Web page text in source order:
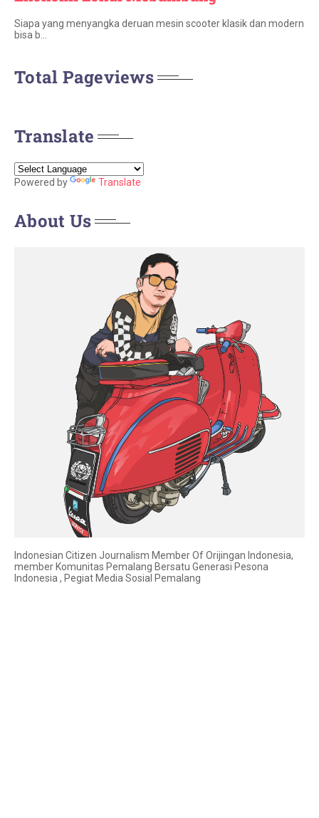
Siapa yang menyangka deruan mesin scooter klasik dan modern
bisa b…
Total Pageviews
Translate
Powered by Translate
About Us
Indonesian Citizen Journalism Member Of Orijingan Indonesia,
member Komunitas Pemalang Bersatu Generasi Pesona
Indonesia , Pegiat Media Sosial Pemalang